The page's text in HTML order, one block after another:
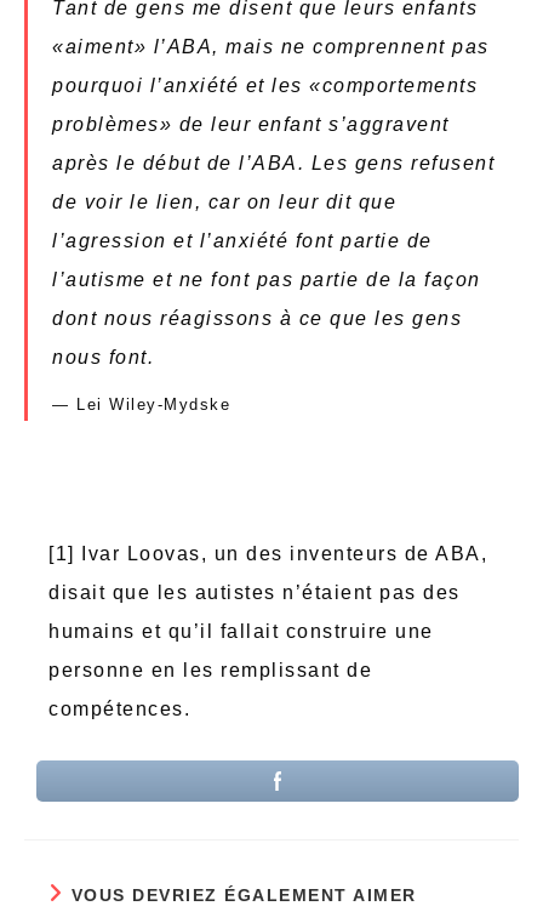
Tant de gens me disent que leurs enfants
«aiment» l’ABA, mais ne comprennent pas
pourquoi l’anxiété et les «comportements
problèmes» de leur enfant s’aggravent
après le début de l’ABA. Les gens refusent
de voir le lien, car on leur dit que
l’agression et l’anxiété font partie de
l’autisme et ne font pas partie de la façon
dont nous réagissons à ce que les gens
nous font.
Lei Wiley-Mydske
[1] Ivar Loovas, un des inventeurs de ABA,
disait que les autistes n’étaient pas des
humains et qu’il fallait construire une
personne en les remplissant de
compétences.
VOUS DEVRIEZ ÉGALEMENT AIMER